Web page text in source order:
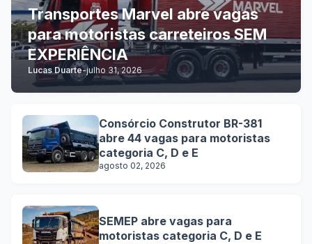
Transportes Marvel abre vagas
para motoristas carreteiros SEM
EXPERIÊNCIA
Lucas Duarte-julho 31, 2026
Consórcio Construtor BR-381
abre 44 vagas para motoristas
categoria C, D e E
agosto 02, 2026
SEMEP abre vagas para
motoristas categoria C, D e E